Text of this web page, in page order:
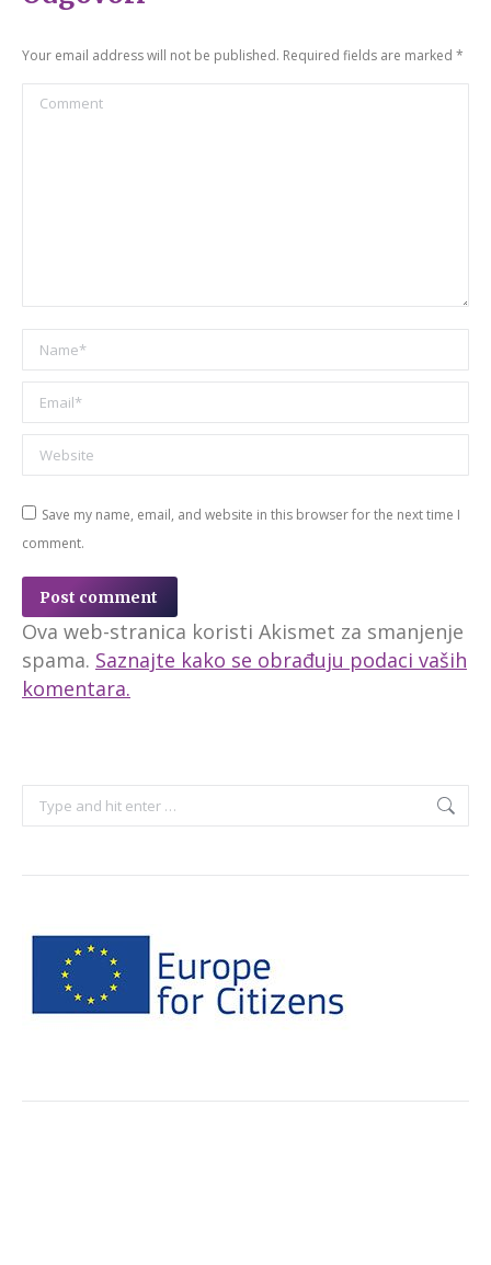
Your email address will not be published. Required fields are marked *
Comment
Name *
Email *
Website
Save my name, email, and website in this browser for the next time I
comment.
Post comment
Ova web-stranica koristi Akismet za smanjenje
spama. Saznajte kako se obrađuju podaci vaših
komentara.
Search: